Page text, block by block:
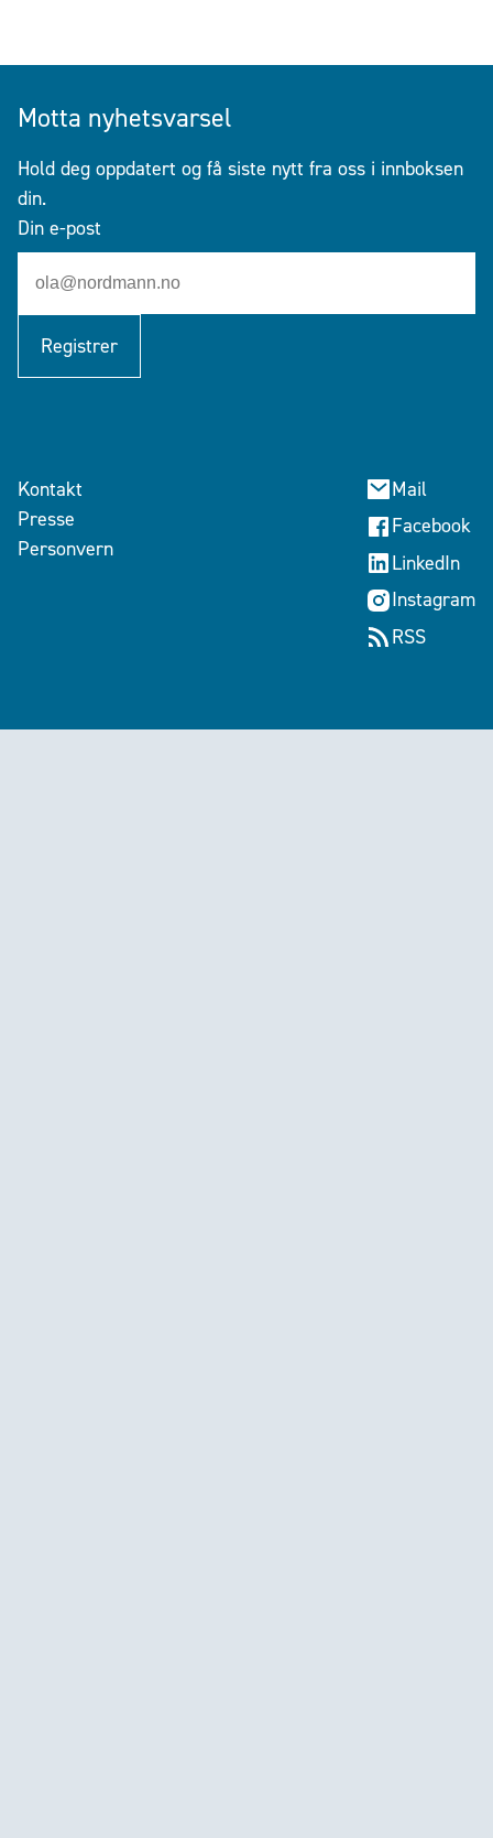
Motta nyhetsvarsel
Hold deg oppdatert og få siste nytt fra oss i innboksen
din.
Din e-post
Registrer
Kontakt
Presse
Personvern
Mail
Facebook
LinkedIn
Instagram
RSS